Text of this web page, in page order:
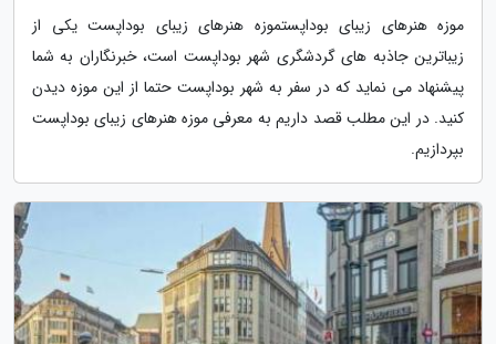
موزه هنرهای زیبای بوداپستموزه هنرهای زیبای بوداپست یکی از
زیباترین جاذبه های گردشگری شهر بوداپست است، خبرنگاران به شما
پیشنهاد می نماید که در سفر به شهر بوداپست حتما از این موزه دیدن
کنید. در این مطلب قصد داریم به معرفی موزه هنرهای زیبای بوداپست
بپردازیم.